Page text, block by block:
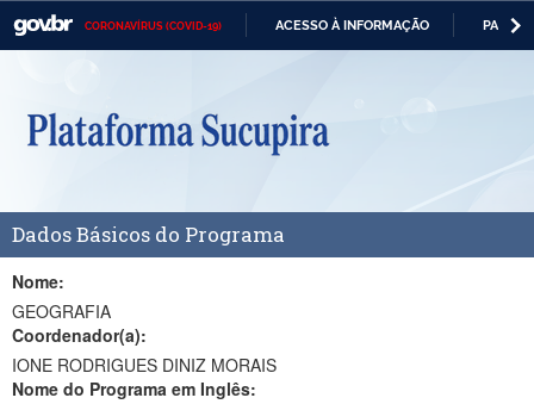
CORONAVÍRUS (COVID-19) ACESSO À INFORMAÇÃO
Casa Civil
Ministério da Defesa
Ministério da Economia
Ministério da Infraestrutura
Ministério da Educação
Dados Básicos do Programa
Nome:
GEOGRAFIA
Coordenador(a):
IONE RODRIGUES DINIZ MORAIS
Nome do Programa em Inglês: